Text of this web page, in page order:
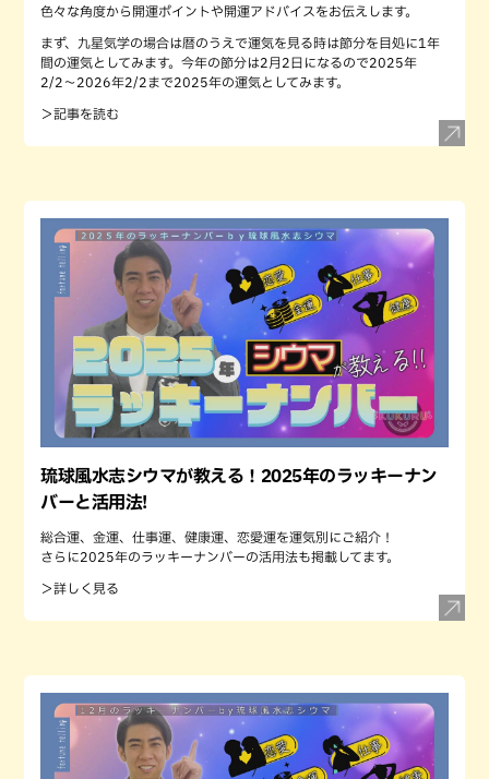
色々な角度から開運ポイントや開運アドバイスをお伝えします。
まず、九星気学の場合は暦のうえで運気を見る時は節分を目処に1年
間の運気としてみます。今年の節分は2月2日になるので2025年
2/2〜2026年2/2まで2025年の運気としてみます。
＞記事を読む
琉球風水志シウマが教える！2025年のラッキーナン
バーと活用法!
総合運、金運、仕事運、健康運、恋愛運を運気別にご紹介！
さらに2025年のラッキーナンバーの活用法も掲載してます。
＞詳しく見る